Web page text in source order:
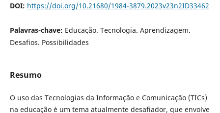
DOI: https://doi.org/10.21680/1984-3879.2023v23n2ID33462
Palavras-chave: Educação. Tecnologia. Aprendizagem.
Desafios. Possibilidades
Resumo
O uso das Tecnologias da Informação e Comunicação (TICs)
na educação é um tema atualmente desafiador, que envolve